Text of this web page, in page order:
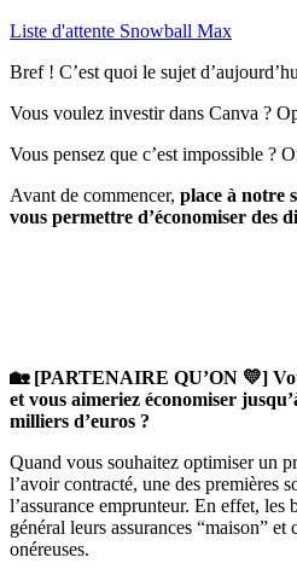
Liste d'attente Snowball Max
Bref ! C’est quoi le sujet
Vous voulez investir dans Canva ?
Vous pensez que c’est impossible ?
Avant de commencer, place à notre
vous permettre d’économiser des
🏡 [PARTENAIRE QU’ON 💛]
et vous aimeriez économiser
milliers d’euros ?
Quand vous souhaitez optimiser un
l’avoir contracté, une des premières
l’assurance emprunteur. En effet, les
général leurs assurances “maison” et
onéreuses.